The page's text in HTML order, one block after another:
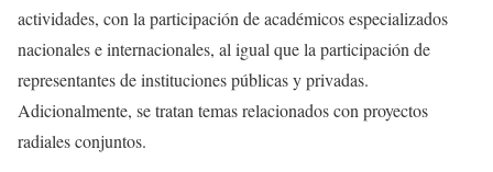
actividades, con la participación de académicos especializados
nacionales e internacionales, al igual que la participación de
representantes de instituciones públicas y privadas.
Adicionalmente, se tratan temas relacionados con proyectos
radiales conjuntos.